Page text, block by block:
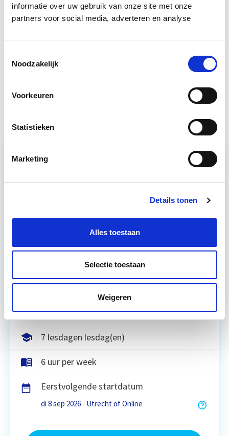
informatie over uw gebruik van onze site met onze
partners voor social media, adverteren en analyse
Noodzakelijk
Voorkeuren
Statistieken
Marketing
Details tonen
Alles toestaan
Selectie toestaan
Weigeren
Boeiend verhaal? Duik dan eens
in deze opleidingen:
DMJOP
EP-W Basis - Woningen Start wo 9 sep
Verduurzaming Vastgoed en
integraal te benaderen, maatregelen te
formuleren en te vertalen naar een duurzaam
meerjarenonderhoudsplan (DMJOP). Hierbij
Utrecht & Online
7 lesdagen lesdag(en)
6 uur per week
Eerstvolgende startdatum
di 8 sep 2026 - Utrecht of Online